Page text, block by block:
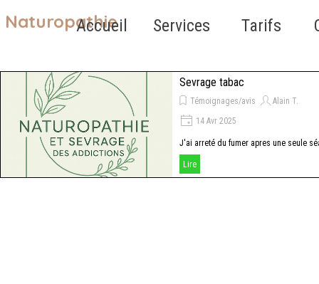
Naturopathie Sauter le
Accueil Services ▼
Tarifs
Sevrage tabac
Témoignages/avis
Alain T.
14 Avr 2025
J'ai arreté du fumer apres une seule
...
enfin libre !!!!!!
Lire